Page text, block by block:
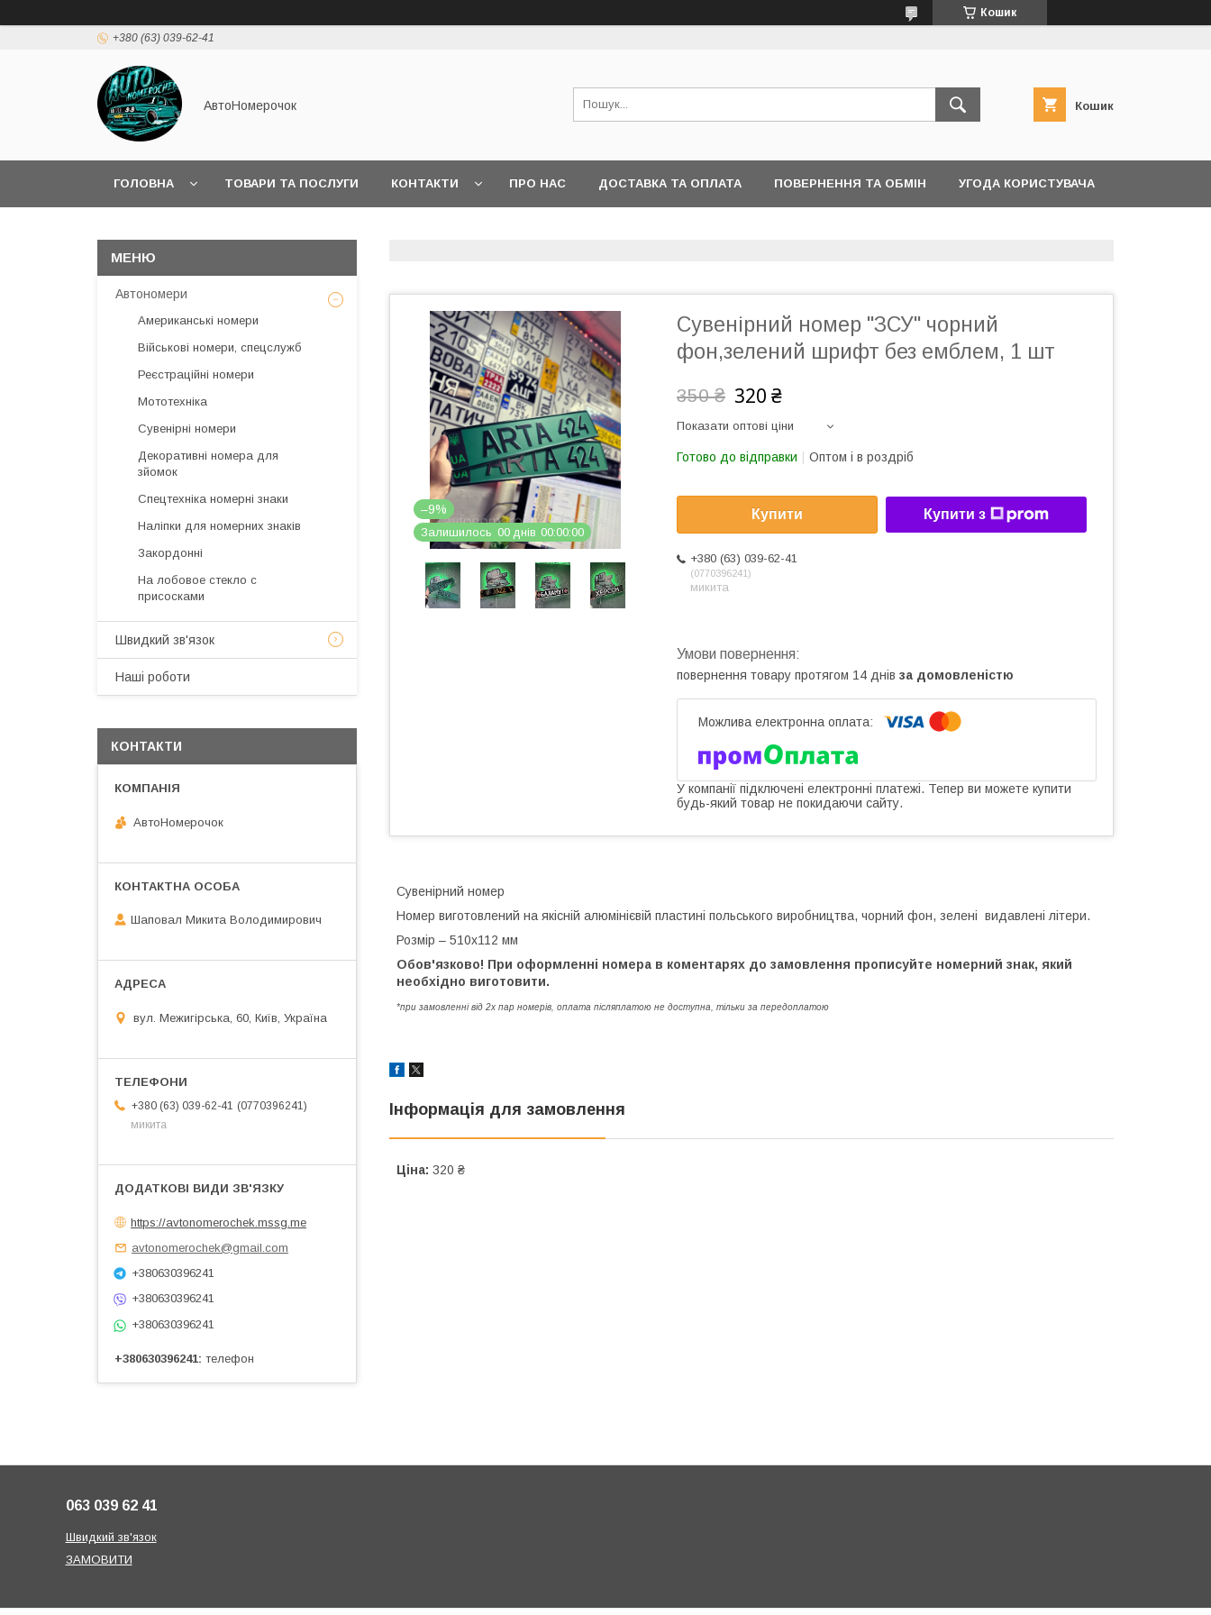
Кошик
+380 (63) 039-62-41
АвтоНомерочок Кошик
ГОЛОВНА ТОВАРИ ТА ПОСЛУГИ КОНТАКТИ ПРО НАС ДОСТАВКА ТА ОПЛАТА ПОВЕРНЕННЯ ТА ОБМІН УГОДА КОРИСТУВАЧА
–9%
Залишилось 00 днів 00 00 00
Сувенірний номер "ЗСУ" чорний
фон,зелений шрифт без емблем, 1 шт
350 ₴ 320 ₴
Показати оптові ціни
Готово до відправки Оптом і в роздріб
Купити Купити з
+380 (63) 039-62-41
0770396241
микита
повернення товару протягом 14 днів за домовленістю
У компанії підключені електронні платежі. Тепер ви можете купити
будь-який товар не покидаючи сайту.
Сувенірний номер
Номер виготовлений на якісній алюмінієвій пластині польського виробництва, чорний фон, зелені видавлені літери.
Розмір – 510х112 мм
Обов'язково! При оформленні номера в коментарях до замовлення прописуйте номерний знак, який
необхідно виготовити.
*при замовленні від 2х пар номерів, оплата післяплатою не доступна, тільки за передоплатою
Інформація для замовлення
Ціна: 320 ₴
Автономери
Американські номери
Військові номери, спецслужб
Реєстраційні номери
Мототехніка
Сувенірні номери
Декоративні номера для
зйомок
Спецтехніка номерні знаки
Наліпки для номерних знаків
Закордонні
На лобовое стекло с
присосками
Швидкий зв'язок
Наші роботи
КОНТАКТИ
АвтоНомерочок
Шаповал Микита Володимирович
вул. Межигірська, 60, Київ, Україна
+380 (63) 039-62-41
0770396241
микита
https://avtonomerochek.mssg.me
avtonomerochek@gmail.com
+380630396241
+380630396241
+380630396241
+380630396241 телефон
063 039 62 41
Швидкий зв'язок
ЗАМОВИТИ